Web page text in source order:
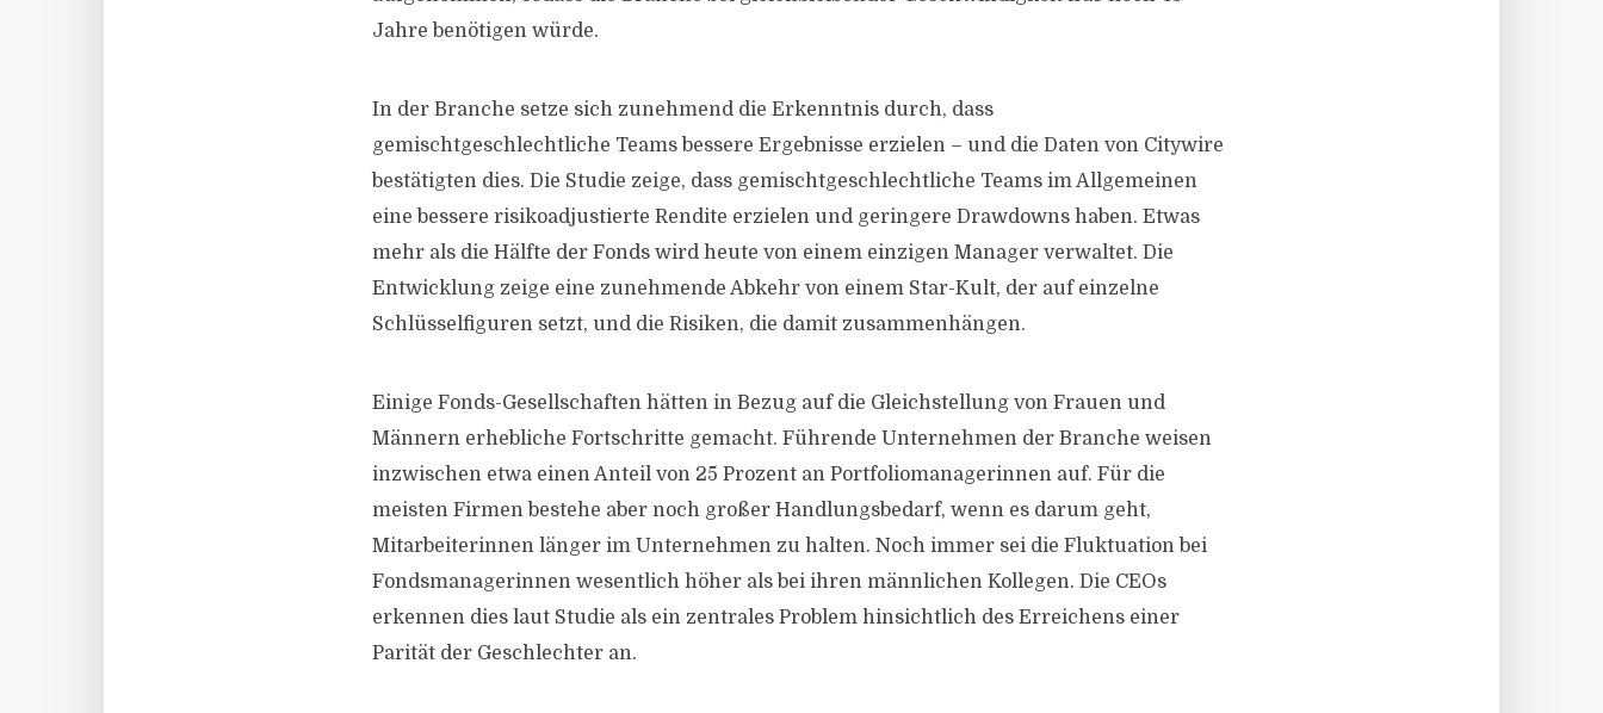
Jahre benötigen würde.
In der Branche setze sich zunehmend die Erkenntnis durch, dass
gemischtgeschlechtliche Teams bessere Ergebnisse erzielen – und die Daten von Citywire
bestätigten dies. Die Studie zeige, dass gemischtgeschlechtliche Teams im Allgemeinen
eine bessere risikoadjustierte Rendite erzielen und geringere Drawdowns haben. Etwas
mehr als die Hälfte der Fonds wird heute von einem einzigen Manager verwaltet. Die
Entwicklung zeige eine zunehmende Abkehr von einem Star-Kult, der auf einzelne
Schlüsselfiguren setzt, und die Risiken, die damit zusammenhängen.
Einige Fonds-Gesellschaften hätten in Bezug auf die Gleichstellung von Frauen und
Männern erhebliche Fortschritte gemacht. Führende Unternehmen der Branche weisen
inzwischen etwa einen Anteil von 25 Prozent an Portfoliomanagerinnen auf. Für die
meisten Firmen bestehe aber noch großer Handlungsbedarf, wenn es darum geht,
Mitarbeiterinnen länger im Unternehmen zu halten. Noch immer sei die Fluktuation bei
Fondsmanagerinnen wesentlich höher als bei ihren männlichen Kollegen. Die CEOs
erkennen dies laut Studie als ein zentrales Problem hinsichtlich des Erreichens einer
Parität der Geschlechter an.